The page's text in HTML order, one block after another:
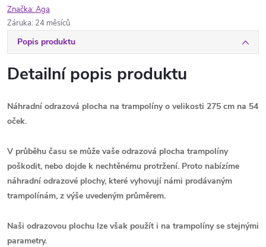
Značka:Aga
Záruka: 24 měsíců
Popis produktu
Detailní popis produktu
Náhradní odrazová plocha na trampolíny o velikosti 275 cm na 54
oček.
V průběhu času se může vaše odrazová plocha trampolíny
poškodit, nebo dojde k nechtěnému protržení. Proto nabízíme
náhradní odrazové plochy, které vyhovují námi prodávaným
trampolínám, z výše uvedeným průměrem.
Naši odrazovou plochu lze však použít i na trampolíny se stejnými
parametry.